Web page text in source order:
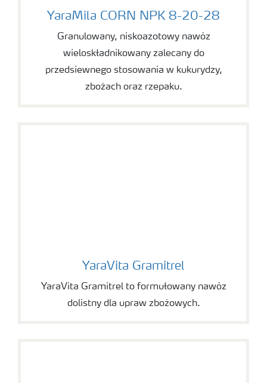
YaraMila CORN NPK 8-20-28
Granulowany, niskoazotowy nawóz
wieloskładnikowany zalecany do
przedsiewnego stosowania w kukurydzy,
zbożach oraz rzepaku.
YaraVita Gramitrel
YaraVita Gramitrel to formułowany nawóz
dolistny dla upraw zbożowych.